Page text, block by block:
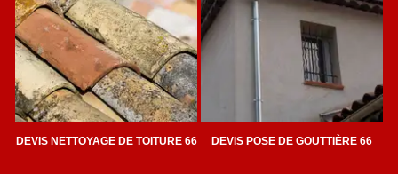
DEVIS NETTOYAGE DE TOITURE 66 DEVIS POSE DE GOUTTIÈRE 66